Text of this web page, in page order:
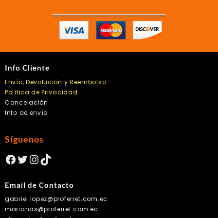
página
de
producto
Info Cliente
Envío, Devolución y Reembolso
Política de Privacidad
Cancelación
Info de envío
Síguenos
Facebook
Twitter
Instagram
TikTok
Email de Contacto
gabriel.lopez@proferret.com.ec
marianas@proferret.com.ec